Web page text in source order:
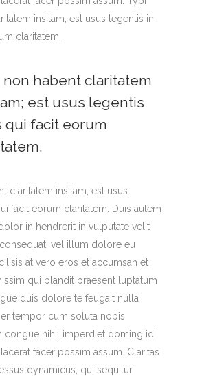
insitam; est usus legentis in
claritatem.
non habent claritatem
est usus legentis
qui facit eorum
claritatem insitam; est usus
facit eorum claritatem. Duis autem
in hendrerit in vulputate velit
vel illum dolore eu
at vero eros et accumsan et
qui blandit praesent luptatum
duis dolore te feugait nulla
tempor cum soluta nobis
congue nihil imperdiet doming id
facer possim assum. Claritas
dynamicus, qui sequitur